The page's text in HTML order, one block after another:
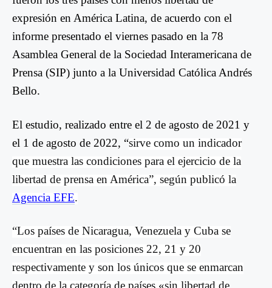
expresión en América Latina, de acuerdo con el
informe presentado el viernes pasado en la 78
Asamblea General de la Sociedad Interamericana de
Prensa (SIP) junto a la Universidad Católica Andrés
Bello.
El estudio, realizado entre el 2 de agosto de 2021 y
el 1 de agosto de 2022, “sirve como un indicador
que muestra las condiciones para el ejercicio de la
libertad de prensa en América”, según publicó la
Agencia EFE.
“Los países de Nicaragua, Venezuela y Cuba se
encuentran en las posiciones 22, 21 y 20
respectivamente y son los únicos que se enmarcan
dentro de la categoría de países «sin libertad de